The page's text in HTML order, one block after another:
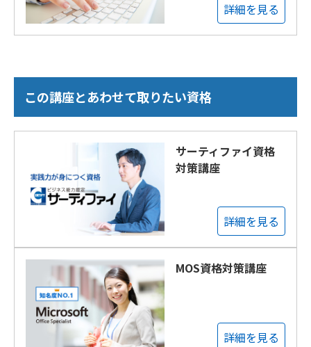
詳細を見る
この講座とあわせて取りたい資格
サーティファイ資格
対策講座
詳細を見る
MOS資格対策講座
詳細を見る